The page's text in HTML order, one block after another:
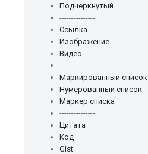
Подчеркнутый
---------------
Ссылка
Изображение
Видео
---------------
Маркированный список
Нумерованный список
Маркер списка
---------------
Цитата
Код
Gist